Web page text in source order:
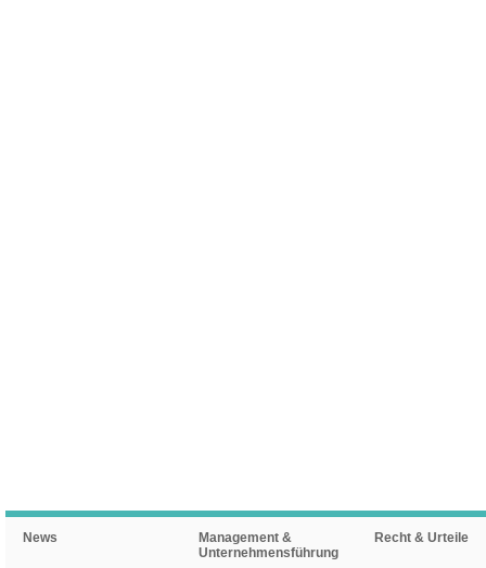
News
Management &
Unternehmensführung
Recht & Urteile